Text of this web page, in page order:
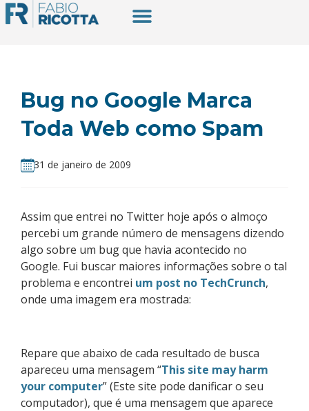
Bug no Google Marca
Toda Web como Spam
31 de janeiro de 2009
Assim que entrei no Twitter hoje após o almoço
percebi um grande número de mensagens dizendo
algo sobre um bug que havia acontecido no
Google. Fui buscar maiores informações sobre o tal
problema e encontrei um post no TechCrunch,
onde uma imagem era mostrada:
Repare que abaixo de cada resultado de busca
apareceu uma mensagem “This site may harm
your computer” (Este site pode danificar o seu
computador), que é uma mensagem que aparece